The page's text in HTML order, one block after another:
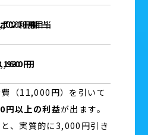
ン利用円相当
円相当
円
円
（11,000円）を引いて
円以上の利益が出ます。
、実質的に3,000円引き